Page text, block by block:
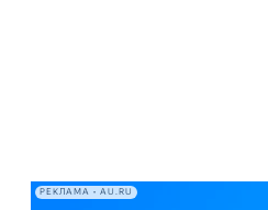
РЕКЛАМА • AU.RU